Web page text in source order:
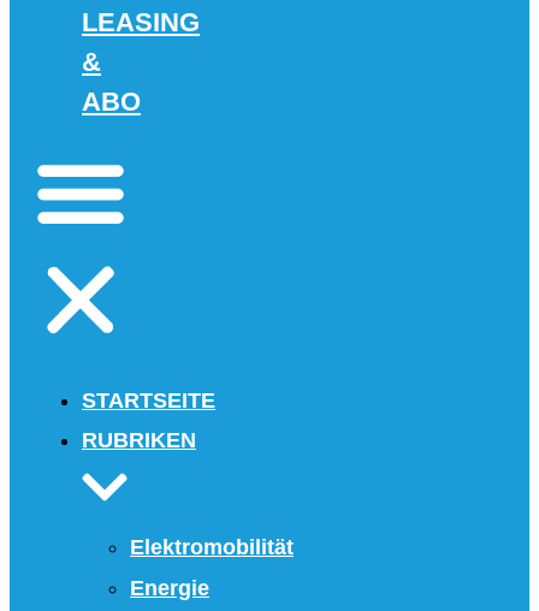
LEASING
&
ABO
STARTSEITE
RUBRIKEN
Elektromobilität
Energie